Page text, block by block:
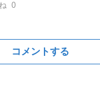
0
コメントする